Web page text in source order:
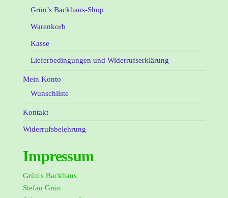
Grün’s Backhaus-Shop
Warenkorb
Kasse
Lieferbedingungen und Widerrufserklärung
Mein Konto
Wunschliste
Kontakt
Widerrufsbelehrung
Impressum
Grün's Backhaus
Stefan Grün